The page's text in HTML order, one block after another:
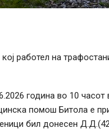
работел на
година во 10
помош Битола е
бил донесен